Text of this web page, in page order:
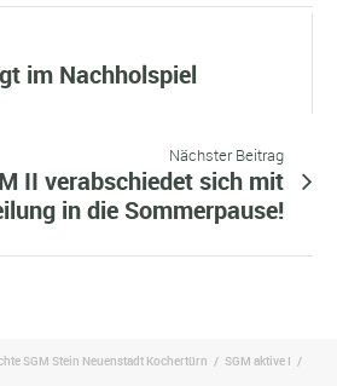
im Nachholspiel
Nächster Beitrag
II verabschiedet sich mit
in die Sommerpause!
SGM Stein Neuenstadt Kochertürn / SGM aktive I /